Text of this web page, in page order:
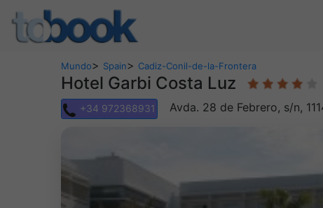
Mundo> Spain> Cadiz-Conil-de-la-Frontera
Hotel Garbi Costa Luz
+34 972368931 Avda. 28 de Febrero, s/n,